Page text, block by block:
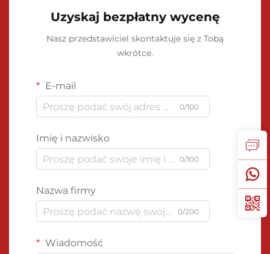
Uzyskaj bezpłatny wycenę
Nasz przedstawiciel skontaktuje się z Tobą
wkrótce.
E-mail
0/100
Imię i nazwisko
0/100
Nazwa firmy
0/200
Wiadomość